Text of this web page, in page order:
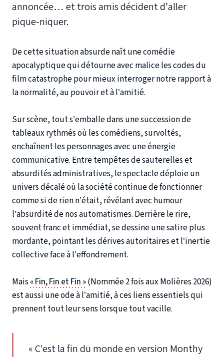
annoncée… et trois amis décident d’aller
pique-niquer.
De cette situation absurde naît une comédie
apocalyptique qui détourne avec malice les codes du
film catastrophe pour mieux interroger notre rapport à
la normalité, au pouvoir et à l’amitié.
Sur scène, tout s’emballe dans une succession de
tableaux rythmés où les comédiens, survoltés,
enchaînent les personnages avec une énergie
communicative. Entre tempêtes de sauterelles et
absurdités administratives, le spectacle déploie un
univers décalé où la société continue de fonctionner
comme si de rien n’était, révélant avec humour
l’absurdité de nos automatismes. Derrière le rire,
souvent franc et immédiat, se dessine une satire plus
mordante, pointant les dérives autoritaires et l’inertie
collective face à l’effondrement.
Mais « Fin, Fin et Fin »(Nommée 2 fois aux Molières 2026)
est aussi une ode à l’amitié, à ces liens essentiels qui
prennent tout leur sens lorsque tout vacille.
« C'est la fin du monde en version Monthy